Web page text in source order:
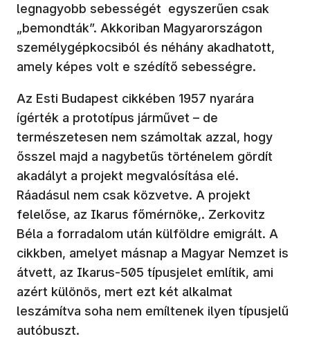
legnagyobb sebességét egyszerűen csak
„bemondták”. Akkoriban Magyarországon
személygépkocsiból és néhány akadhatott,
amely képes volt e szédítő sebességre.
Az Esti Budapest cikkében 1957 nyarára
ígérték a prototípus járművet – de
természetesen nem számoltak azzal, hogy
ősszel majd a nagybetűs történelem gördít
akadályt a projekt megvalósítása elé.
Ráadásul nem csak közvetve. A projekt
felelőse, az Ikarus főmérnöke,. Zerkovitz
Béla a forradalom után külföldre emigrált. A
cikkben, amelyet másnap a Magyar Nemzet is
átvett, az Ikarus-505 típusjelet említik, ami
azért különös, mert ezt két alkalmat
leszámítva soha nem emíltenek ilyen típusjelű
autóbuszt.